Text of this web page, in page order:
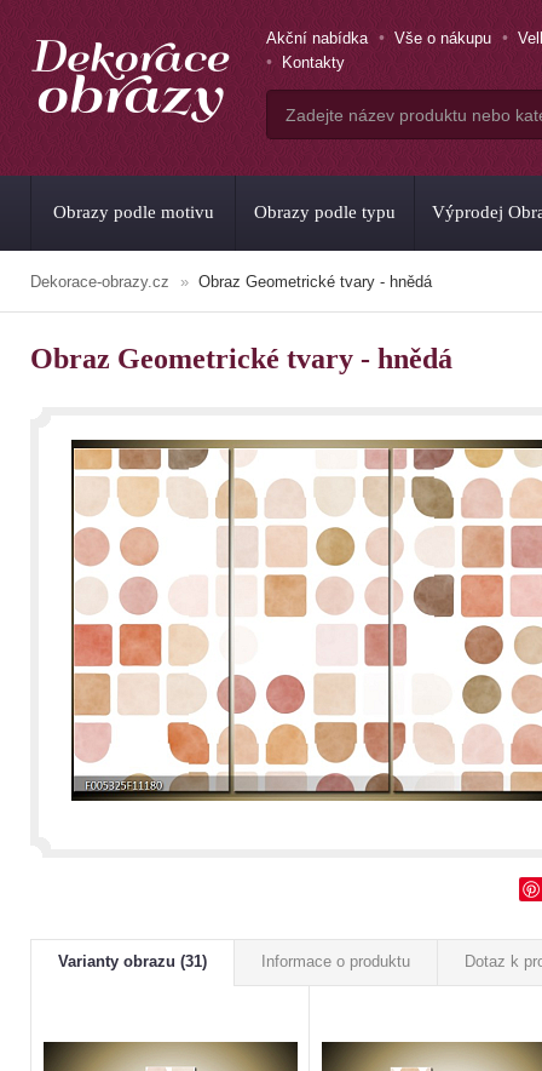
Akční nabídka Vše o nákupu
Kontakty
Obrazy podle motivu Obrazy podle typu Výprodej
Dekorace-obrazy.cz Obraz Geometrické tvary - hnědá
Obraz Geometrické tvary - hnědá
Varianty obrazu (31) Informace o produktu Dotaz k